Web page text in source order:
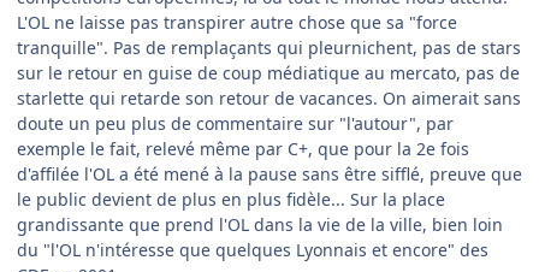
L'OL ne laisse pas transpirer autre chose que sa "force
tranquille". Pas de remplaçants qui pleurnichent, pas de stars
sur le retour en guise de coup médiatique au mercato, pas de
starlette qui retarde son retour de vacances. On aimerait sans
doute un peu plus de commentaire sur "l'autour", par
exemple le fait, relevé même par C+, que pour la 2e fois
d'affilée l'OL a été mené à la pause sans être sifflé, preuve que
le public devient de plus en plus fidèle... Sur la place
grandissante que prend l'OL dans la vie de la ville, bien loin
du "l'OL n'intéresse que quelques Lyonnais et encore" des